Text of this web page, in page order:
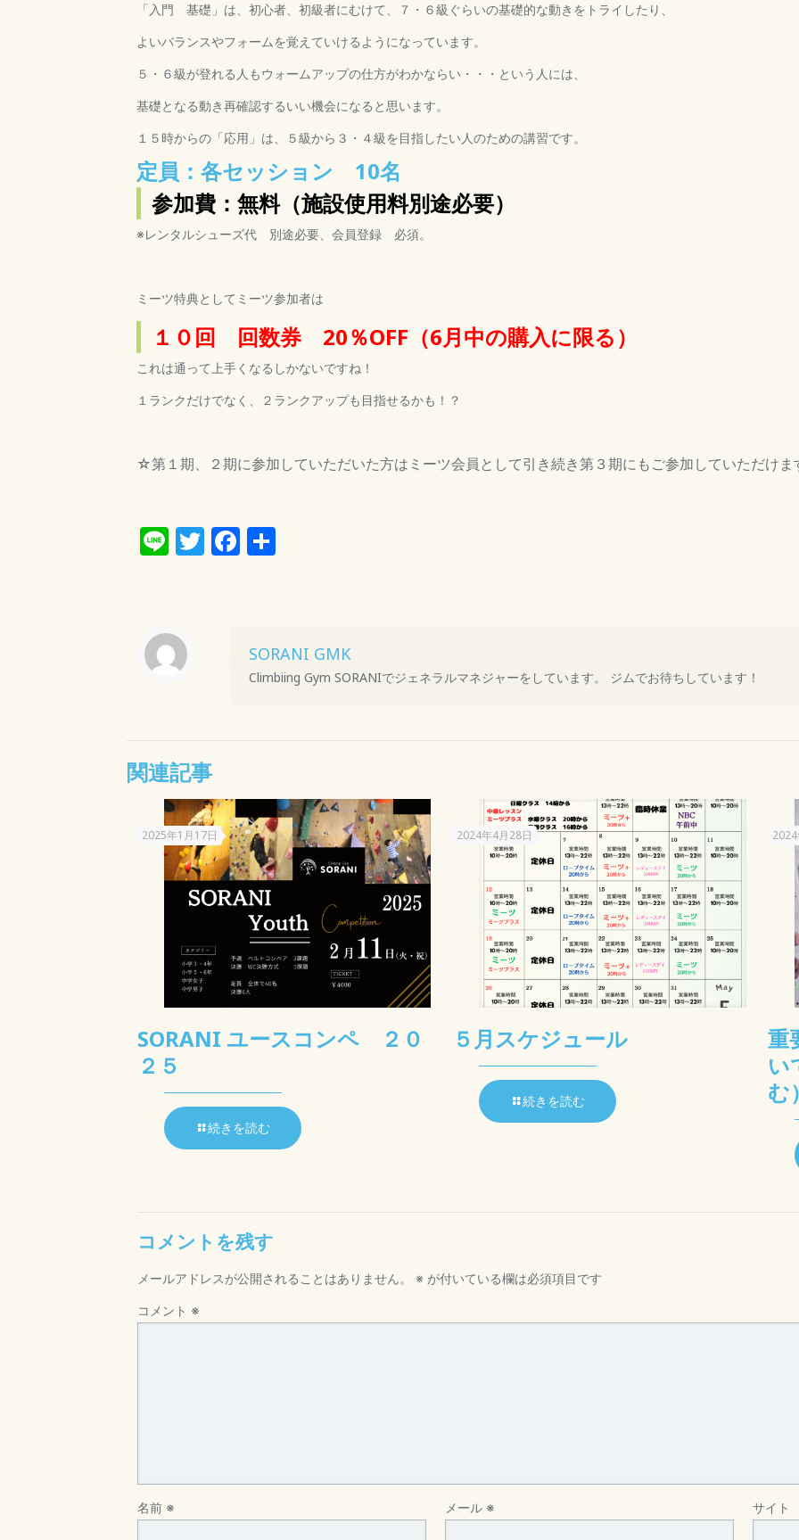
「入門 基礎」は、初心者、初級者にむけて、７・６級ぐらいの基礎的な動きをトライしたり、
よいバランスやフォームを覚えていけるようになっています。
５・６級が登れる人もウォームアップの仕方がわかならい・・・という人には、
基礎となる動き再確認するいい機会になると思います。
１５時からの「応用」は、５級から３・４級を目指したい人のための講習です。
定員：各セッション 10名
参加費：無料（施設使用料別途必要）
※レンタルシューズ代 別途必要、会員登録 必須。
ミーツ特典としてミーツ参加者は
１０回 回数券 20％OFF（6月中の購入に限る）
これは通って上手くなるしかないですね！
１ランクだけでなく、２ランクアップも目指せるかも！？
☆第１期、２期に参加していただいた方はミーツ会員として引き続き第３期にもご参加していただけま
LineTwitter
Facebook
共
SORANI GMK
Climbiing Gym SORANIでジェネラルマネジャーをしています。 ジムでお待ちしています！
関連記事
2025年1月17日
SORANI ユースコンペ ２０
２５
続きを読む
2024年4月28日
５月スケジュール
続きを読む
重
い
む
コメントを残す
メールアドレスが公開されることはありません。 ※ が付いている欄は必須項目です
コメント ※
名前 ※ メール ※ サイト